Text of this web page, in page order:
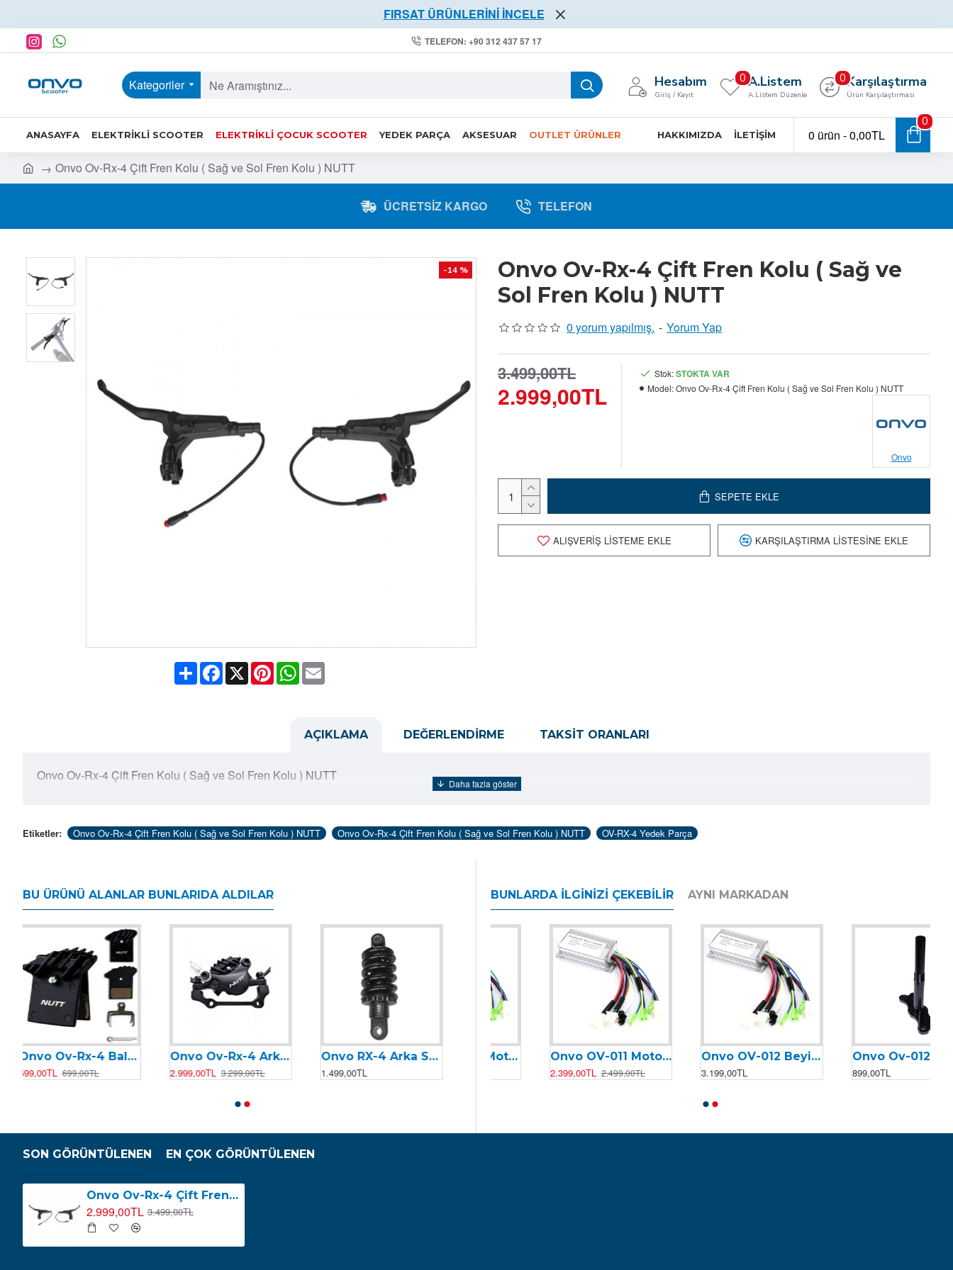
FIRSAT ÜRÜNLERİNİ İNCELE
TELEFON: +90 312 437 57 17
Kategoriler Hesabım
Giriş / Kayıt
A.Listem
A.Listem Düzenle
0 Karşılaştırma
Ürün Karşılaştırması
0
ANASAYFA ELEKTRIKLI SCOOTER ELEKTRIKLI ÇOCUK SCOOTER YEDEK PARÇA AKSESUAR OUTLET ÜRÜNLER HAKKIMIZDA İLETIŞIM 0 ürün - 0,00TL
0
Onvo Ov-Rx-4 Çift Fren Kolu ( Sağ ve Sol Fren Kolu ) NUTT
ÜCRETSIZ KARGO TELEFON
-14 %
ShareFacebook
X PinterestWhatsApp
Email
Onvo Ov-Rx-4 Çift Fren Kolu ( Sağ ve
Sol Fren Kolu ) NUTT
0 yorum yapılmış. - Yorum Yap
2.999,00TL
3.499,00TL Stok:STOKTA VAR
Model:Onvo Ov-Rx-4 Çift Fren Kolu ( Sağ ve Sol Fren Kolu ) NUTT
Onvo
SEPETE EKLE
ALIŞVERIŞ LISTEME EKLE KARŞILAŞTIRMA LISTESINE EKLE
AÇIKLAMA DEĞERLENDIRME TAKSIT ORANLARI
Onvo Ov-Rx-4 Çift Fren Kolu ( Sağ ve Sol Fren Kolu ) NUTT
Etiketler: Onvo Ov-Rx-4 Çift Fren Kolu ( Sağ ve Sol Fren Kolu ) NUTT Onvo Ov-Rx-4 Çift Fren Kolu ( Sağ ve Sol Fren Kolu ) NUTT OV-RX-4 Yedek Parça
BU ÜRÜNÜ ALANLAR BUNLARIDA ALDILAR
Onvo Ov-Rx-4 Arka Fren Kaliperi NUTT
2.999,00TL 3.299,00TL
Onvo RX-4 Arka Süspansiyon
1.499,00TL
Onvo RX-4 10X2.5 İç Lastik
649,00TL
BUNLARDA İLGINIZI ÇEKEBILIR AYNI MARKADAN
2.499,00TL 2.599,00TL
2.199,00TL
2.399,00TL
Onvo OV-012 Beyin (2024)
Onvo Ov-012 Gidon Çatalı
Onvo Ov-012 Motor Kontrolcüsü (Beyin) (2023)
SON GÖRÜNTÜLENEN EN ÇOK GÖRÜNTÜLENEN
Onvo Ov-Rx-4 Çift Fren Kolu ( Sağ ve Sol Fren Kolu ) NUTT
2.999,00TL 3.499,00TL